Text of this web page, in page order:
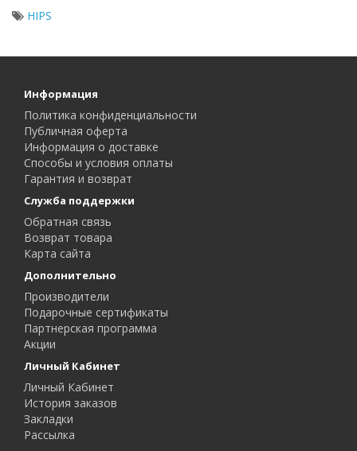
HIPS
Информация
Политика конфиденциальности
Публичная оферта
Информация о доставке
Способы и условия оплаты
Гарантия и возврат
Служба поддержки
Обратная связь
Возврат товара
Карта сайта
Дополнительно
Производители
Подарочные сертификаты
Партнерская программа
Акции
Личный Кабинет
Личный Кабинет
История заказов
Закладки
Рассылка